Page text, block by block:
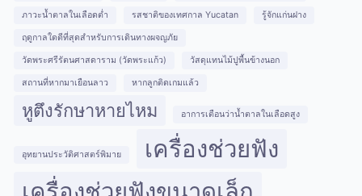
ภาวะน้ำตาลในเลือดต่ำ รสชาติของเทศกาล Yucatan รู้จักแก่นฝาง
ฤดูกาลใดดีที่สุดสำหรับการเดินทางผจญภัย
วัดพระศรีรัตนศาสดาราม (วัดพระแก้ว) วัสดุแทนไม้ปูพื้นข้างนอก
สถานที่หากมาเยือนลาว หากลูกติดเกมแล้ว
หูตึงรักษาหายไหม อาการเตือนว่าน้ำตาลในเลือดสูง
อุทยานประวัติศาสตร์พิมาย
เครื่องช่วยฟัง